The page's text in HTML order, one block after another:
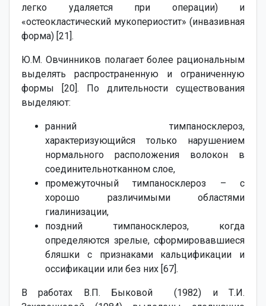
легко удаляется при операции) и
«остеокластический мукопериостит» (инвазивная
форма) [21].
Ю.М. Овчинников полагает более рациональным
выделять распространенную и ограниченную
формы [20]. По длительности существования
выделяют:
ранний тимпаносклероз,
характеризующийся только нарушением
нормального расположения волокон в
соединительнотканном слое,
промежуточный тимпаносклероз – с
хорошо различимыми областями
гиалинизации,
поздний тимпаносклероз, когда
определяются зрелые, сформировавшиеся
бляшки с признаками кальцификации и
оссификации или без них [67].
В работах В.П. Быковой (1982) и Т.И.